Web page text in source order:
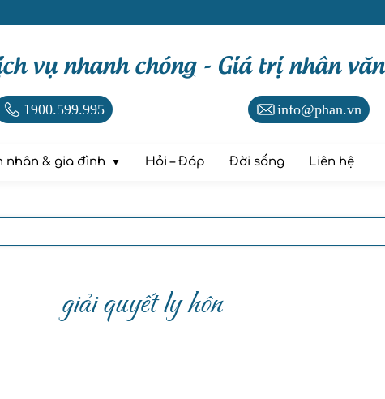
vụ nhanh chóng - Giá trị nhân văn
1900.599.995 info@phan.vn
nhân & gia đình Hỏi – Đáp Đời sống Liên hệ
giải quyết ly hôn